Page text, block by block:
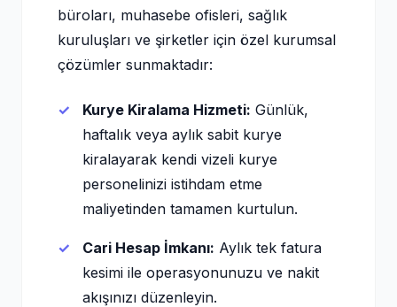
büroları, muhasebe ofisleri, sağlık
kuruluşları ve şirketler için özel kurumsal
çözümler sunmaktadır:
Kurye Kiralama Hizmeti: Günlük,
haftalık veya aylık sabit kurye
kiralayarak kendi vizeli kurye
personelinizi istihdam etme
maliyetinden tamamen kurtulun.
Cari Hesap İmkanı: Aylık tek fatura
kesimi ile operasyonunuzu ve nakit
akışınızı düzenleyin.